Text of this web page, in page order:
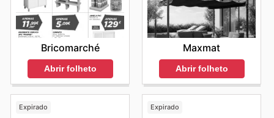
Bricomarché
Abrir folheto
Maxmat
Abrir folheto
Expirado Expirado